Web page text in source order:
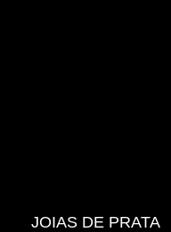
JOIAS DE PRATA